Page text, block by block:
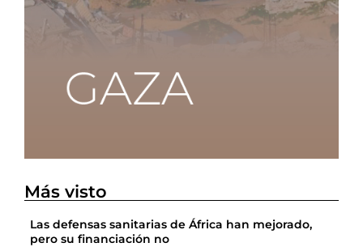
Más visto
Las defensas sanitarias de África han mejorado,
pero su financiación no